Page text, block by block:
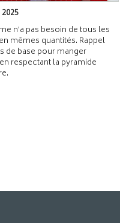
n'a pas besoin de tous les
mêmes quantités. Rappel
de base pour manger
respectant la pyramide